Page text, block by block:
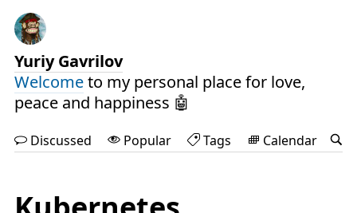
Yuriy Gavrilov
Welcometo my personal place for love,
peace and happiness 🤖
Discussed Popular Tags Calendar